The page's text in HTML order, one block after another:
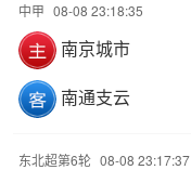
中甲 08-08 23:18:35
南京城市
南通支云
东北超第6轮 08-08 23:17:37